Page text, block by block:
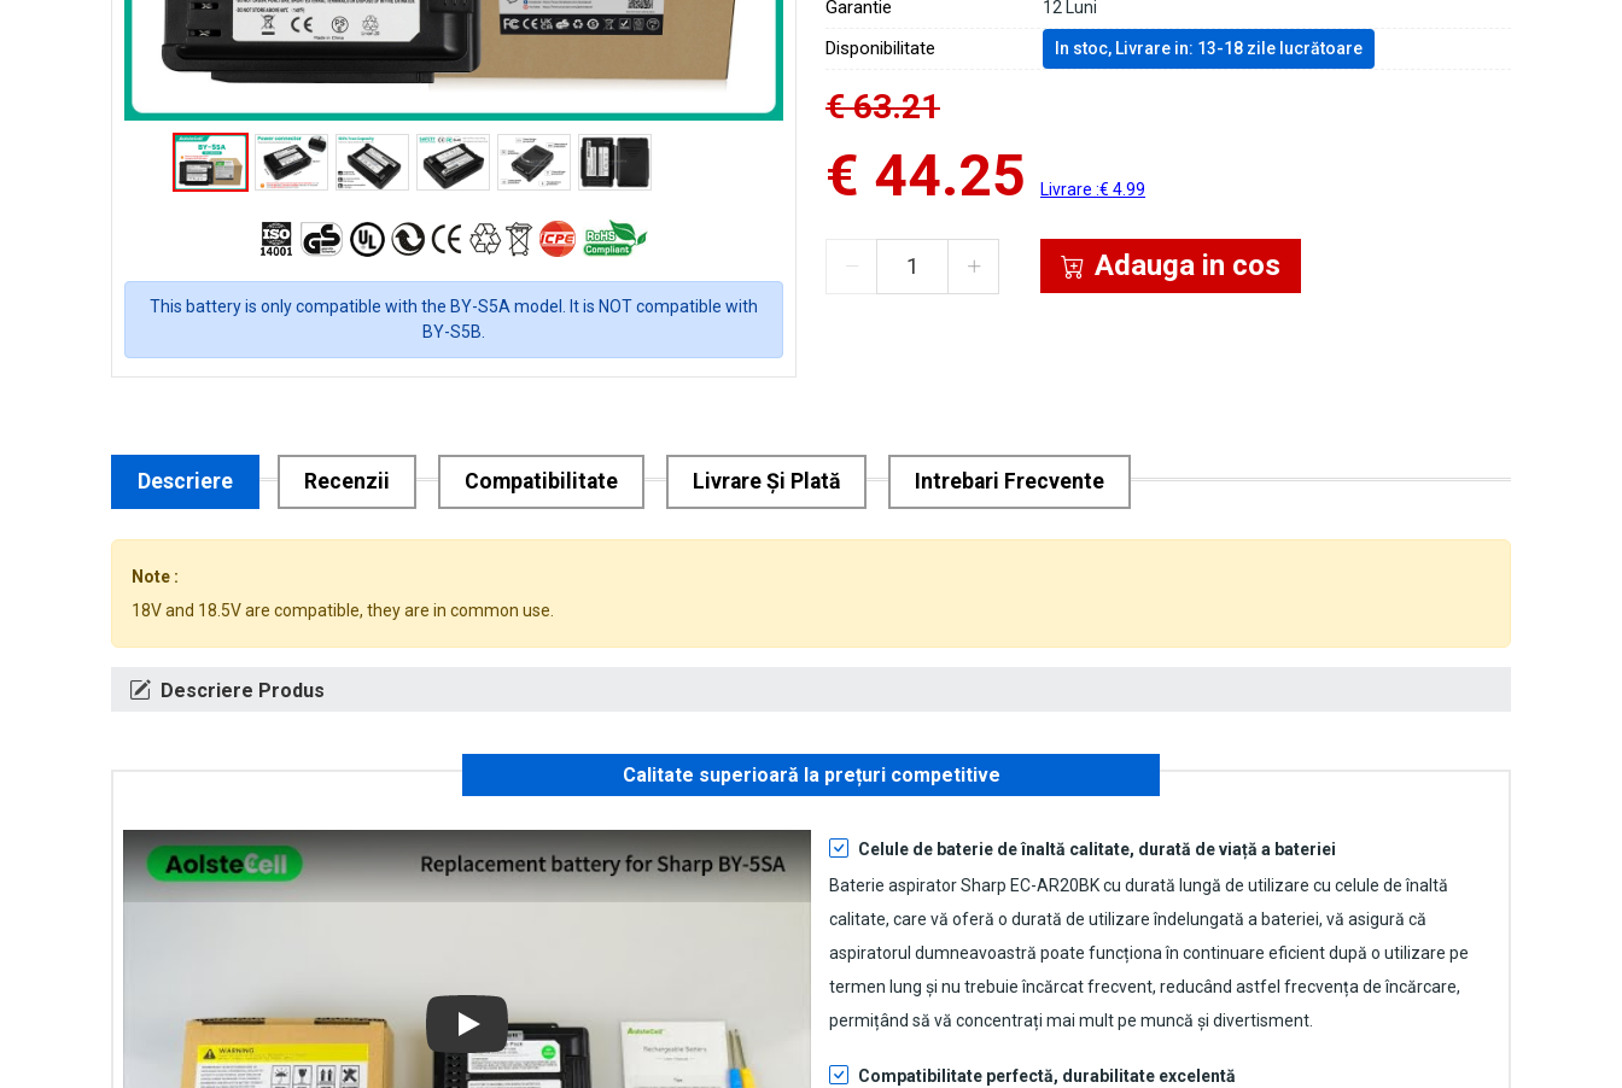
This battery is only compatible with the BY-S5A model. It is NOT compatible with
BY-S5B.
Garantie 12 Luni
Disponibilitate In stoc, Livrare in: 13-18 zile lucrătoare
€ 63.21
€ 44.25 Livrare :€ 4.99
Adauga in cos
Descriere Recenzii Compatibilitate Livrare Și Plată Intrebari Frecvente
Note :
18V and 18.5V are compatible, they are in common use.
Descriere Produs
Calitate superioară la prețuri competitive
Celule de baterie de înaltă calitate, durată de viață a bateriei
Baterie aspirator Sharp EC-AR20BKcu durată lungă de utilizare cu celule de înaltă
calitate, care vă oferă o durată de utilizare îndelungată a bateriei, vă asigură că
aspiratorul dumneavoastră poate funcționa în continuare eficient după o utilizare pe
termen lung și nu trebuie încărcat frecvent, reducând astfel frecvența de încărcare,
permițând să vă concentrați mai mult pe muncă și divertisment.
Compatibilitate perfectă, durabilitate excelentă